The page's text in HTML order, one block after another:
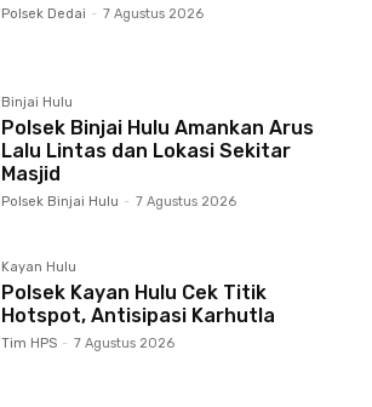
Polsek Dedai - 7 Agustus 2026
Binjai Hulu
Polsek Binjai Hulu Amankan Arus
Lalu Lintas dan Lokasi Sekitar
Masjid
Polsek Binjai Hulu - 7 Agustus 2026
Kayan Hulu
Polsek Kayan Hulu Cek Titik
Hotspot, Antisipasi Karhutla
Tim HPS - 7 Agustus 2026